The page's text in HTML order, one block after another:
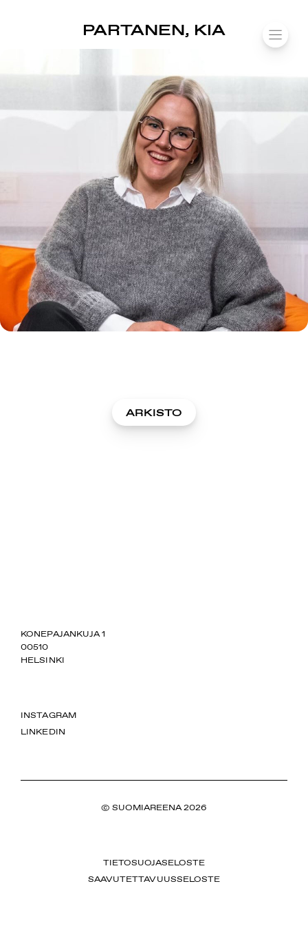
PARTANEN, KIA
ARKISTO
SUOMIAREENA
KONEPAJANKUJA 1
00510
HELSINKI
INSTAGRAM
LINKEDIN
© SUOMIAREENA 2026
TIETOSUOJASELOSTE
SAAVUTETTAVUUSSELOSTE